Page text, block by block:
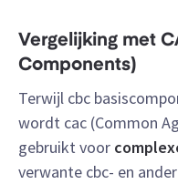
Vergelijking met
Components)
Terwijl cbc
wordt cac (Common
gebruikt voor
verwante cbc- en